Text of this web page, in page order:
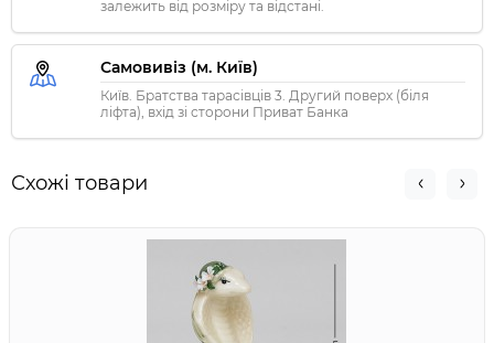
залежить від розміру та відстані.
Самовивіз (м. Київ)
Київ. Братства тарасівців 3. Другий поверх (біля
ліфта), вхід зі сторони Приват Банка
Схожі товари